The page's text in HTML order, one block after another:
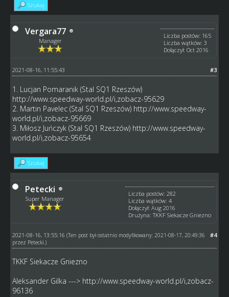
Szukaj
Vergara77
Manager
Liczba postów: 165
Liczba wątków: 3
Dołączył: Oct 2016
#3
2021-08-16, 11:55:43
1. Lucjan Pomaranik (Stal SQ1 Rzeszów)
http://www.speedway-world.pl/i,zobacz-95629
2. Martin Pavelec (Stal SQ1 Rzeszów) http://www.speedway-
world.pl/i,zobacz-95669
3. Miłosz Juńczyk (Stal SQ1 Rzeszów) http://www.speedway-
world.pl/i,zobacz-95654
Szukaj
Petecki
Super Manager
Liczba postów: 282
Liczba wątków: 4
Dołączył: Aug 2016
Drużyna: TKKF Siekacze Gniezno
#4
2021-08-16, 13:55:16 (Ten post był ostatnio modyfikowany: 2021-08-17, 20:49:36
przez Petecki .)
TKKF Siekacze Gniezno
Aleksander Gilka ---> http://www.speedway-world.pl/i,zobacz-
96136